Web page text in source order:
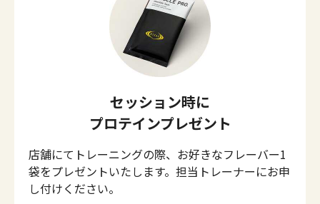
セッション時に
プロテインプレゼント​
店舗にてトレーニングの際、お好きなフレーバー1
袋をプレゼントいたします。担当トレーナーにお申
し付けください。